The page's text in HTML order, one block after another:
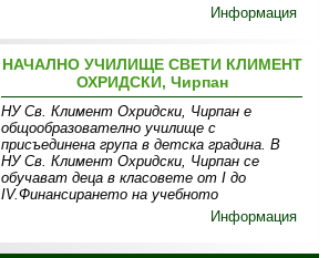
Информация
НАЧАЛНО УЧИЛИЩЕ СВЕТИ КЛИМЕНТ
ОХРИДСКИ, Чирпан
НУ Св. Климент Охридски, Чирпан е
общообразователно училище с
присъединена група в детска градина. В
НУ Св. Климент Охридски, Чирпан се
обучават деца в класовете от I до
IV.Финансирането на учебното
Информация